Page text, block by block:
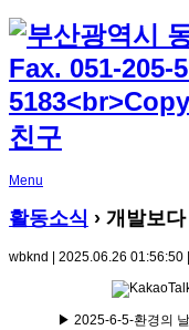
Menu
활동소식 › 개발보
wbknd | 2025.06.26 01:56:50 |
▶ 2025-6-5-환경의